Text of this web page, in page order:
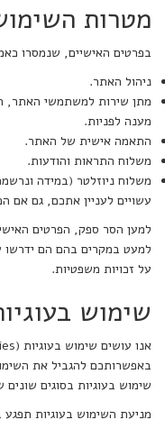
מטרות
בפרטים האישיים, שנמסרו
ניהול האתר.
מתן שירות למשתמשי האתר,
מענה לפניות.
התאמה אישית של האתר.
משלוח התראות והודעות.
משלוח ניוזלטר (במידה
עשויים לעניין אתכם, גם אם
למען הסר ספק, הפרטים
למעט במקרים בהם הם ידרשו
על זכויות משפטיות.
שימוש
באפשרותכם להגביל את
שימוש בעוגיות בסוגים
מניעת השימוש בעוגיות